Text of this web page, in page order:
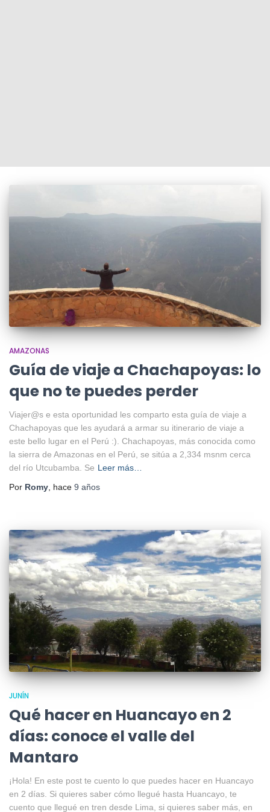
AMAZONAS
Guía de viaje a Chachapoyas: lo
que no te puedes perder
Viajer@s e esta oportunidad les comparto esta guía de viaje a
Chachapoyas que les ayudará a armar su itinerario de viaje a
este bello lugar en el Perú :). Chachapoyas, más conocida como
la sierra de Amazonas en el Perú, se sitúa a 2,334 msnm cerca
del río Utcubamba. Se Leer más…
Por Romy , hace 9 años
JUNÍN
Qué hacer en Huancayo en 2
días: conoce el valle del
Mantaro
¡Hola! En este post te cuento lo que puedes hacer en Huancayo
en 2 días. Si quieres saber cómo llegué hasta Huancayo, te
cuento que llegué en tren desde Lima, si quieres saber más, en